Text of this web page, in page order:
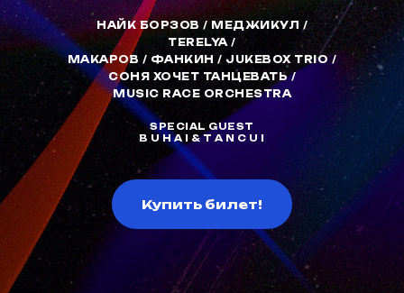
НАЙК БОРЗОВ / МЕДЖИКУЛ/
TERELYA /
МАКАРОВ / ФАНКИН / JUKEBOX TRIO/
СОНЯ ХОЧЕТ ТАНЦЕВАТЬ/
MUSIC RACE ORCHESTRA
SPECIAL GUEST
B U H A I & T A N C U I
Купить билет!